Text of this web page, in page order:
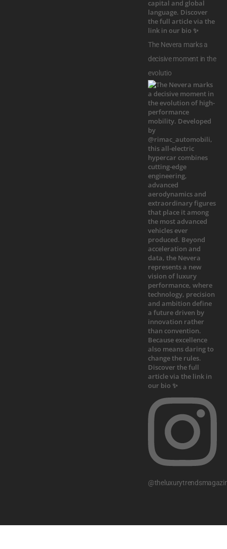
The Nevera marks a
decisive moment in the
evolutio